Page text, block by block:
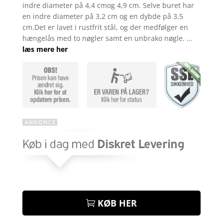
indre diameter på 4,4 cmog 4,9 cm. Selve buret har
en indre diameter på 3,2 cm og en dybde på 3,5
cm.Det er lavet i rustfrit stål, og der medfølger en
hængelås med to nøgler samt en unbrako nøgle. …
læs mere her
KØB HER